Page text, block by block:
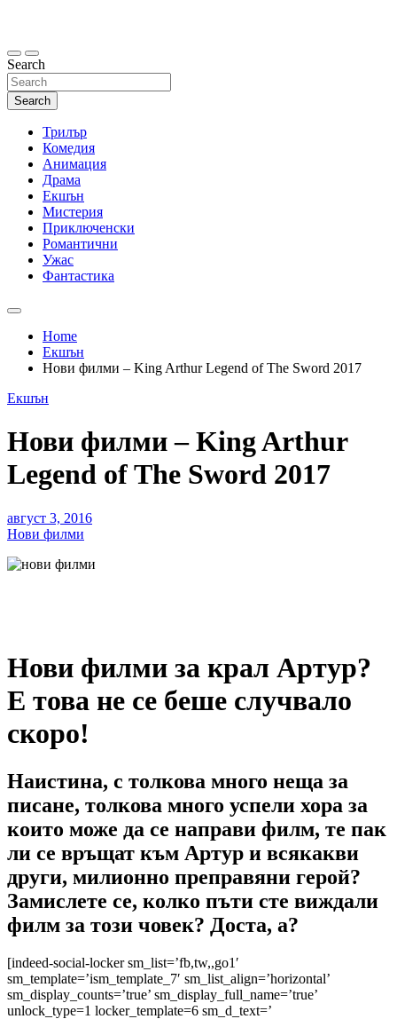
Search
Search
Трилър
Комедия
Анимация
Драма
Екшън
Мистерия
Приключенски
Романтични
Ужас
Фантастика
Home
Екшън
Нови филми – King Arthur Legend of The Sword 2017
Екшън
Нови филми – King Arthur
Legend of The Sword 2017
август 3, 2016
Нови филми
Нови филми за крал Артур?
Е това не се беше случвало
скоро!
Наистина, с толкова много неща за
писане, толкова много успели хора за
които може да се направи филм, те пак
ли се връщат към Артур и всякакви
други, милионно преправяни герой?
Замислете се, колко пъти сте виждали
филм за този човек? Доста, а?
[indeed-social-locker sm_list=’fb,tw,,go1′
sm_template=’ism_template_7′ sm_list_align=’horizontal’
sm_display_counts=’true’ sm_display_full_name=’true’
unlock_type=1 locker_template=6 sm_d_text=’